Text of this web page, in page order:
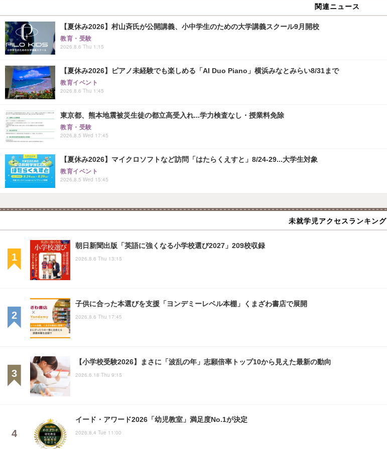
関連ニュース
【夏休み2026】村山斉氏が公開講義、小中学生のための大学講義スクール9月開校
教育・受験
2026.8.6 Thu 1:15
【夏休み2026】ピアノ未経験でも楽しめる「AI Duo Piano」横浜みなとみらい8/31まで
教育イベント
2026.8.6 Thu 1:45
東京都、熊本地震被災生徒の都立高受入れ...学力検査なし・授業料免除
教育・受験
2026.8.5 Wed 17:45
【夏休み2026】マイクロソフトなど訪問「はたらくえすと」8/24-29...大学生対象
教育イベント
2026.8.5 Wed 15:45
未就学児アクセスランキング
朝日新聞出版「英語に強くなる小学校選び2027」209校収録
2026.8.6 Thu 13:15
子供に合った本選びを支援「ヨンデミーレベル本棚」くまざわ書店で展開
2026.8.6 Thu 17:45
【小学校受験2026】まさに「波乱の年」志願倍率トップ10から見えた最新の動向
2026.6.18 Thu 9:15
イード・アワード2026「幼児教室」満足度No.1が決定
2026.8.4 Tue 11:00